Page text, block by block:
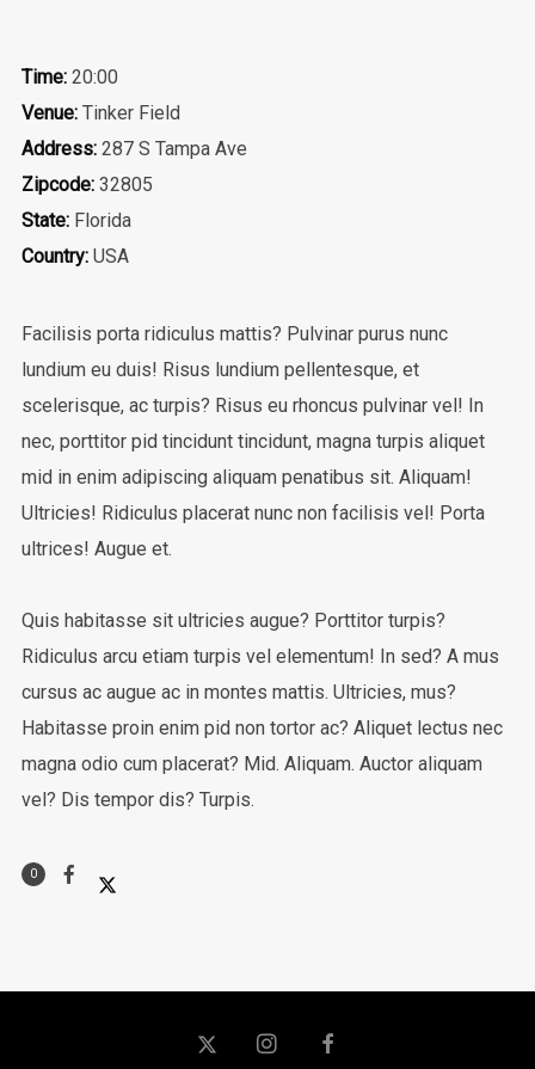
Time:20:00
Venue:Tinker Field
Address:287 S Tampa Ave
Zipcode:32805
State:Florida
Country:USA
Facilisis porta ridiculus mattis? Pulvinar purus nunc
lundium eu duis! Risus lundium pellentesque, et
scelerisque, ac turpis? Risus eu rhoncus pulvinar vel! In
nec, porttitor pid tincidunt tincidunt, magna turpis aliquet
mid in enim adipiscing aliquam penatibus sit. Aliquam!
Ultricies! Ridiculus placerat nunc non facilisis vel! Porta
ultrices! Augue et.
Quis habitasse sit ultricies augue? Porttitor turpis?
Ridiculus arcu etiam turpis vel elementum! In sed? A mus
cursus ac augue ac in montes mattis. Ultricies, mus?
Habitasse proin enim pid non tortor ac? Aliquet lectus nec
magna odio cum placerat? Mid. Aliquam. Auctor aliquam
vel? Dis tempor dis? Turpis.
0